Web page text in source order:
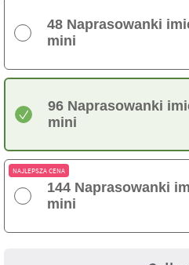
48 Naprasowanki
mini
96 Naprasowanki
mini
NAJLEPSZA CENA
144 Naprasowanki
mini